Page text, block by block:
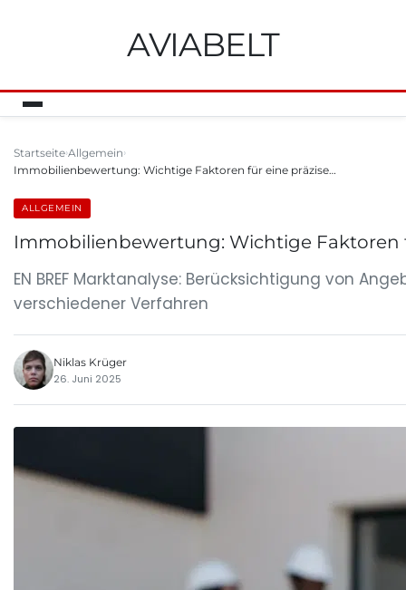
AVIABELT
Startseite Allgemein
Immobilienbewertung: Wichtige Faktoren für eine präzise…
ALLGEMEIN
Immobilienbewertung: Wichtige Faktoren
EN BREF Marktanalyse: Berücksichtigung von
verschiedener Verfahren
Niklas Krüger
26. Juni 2025